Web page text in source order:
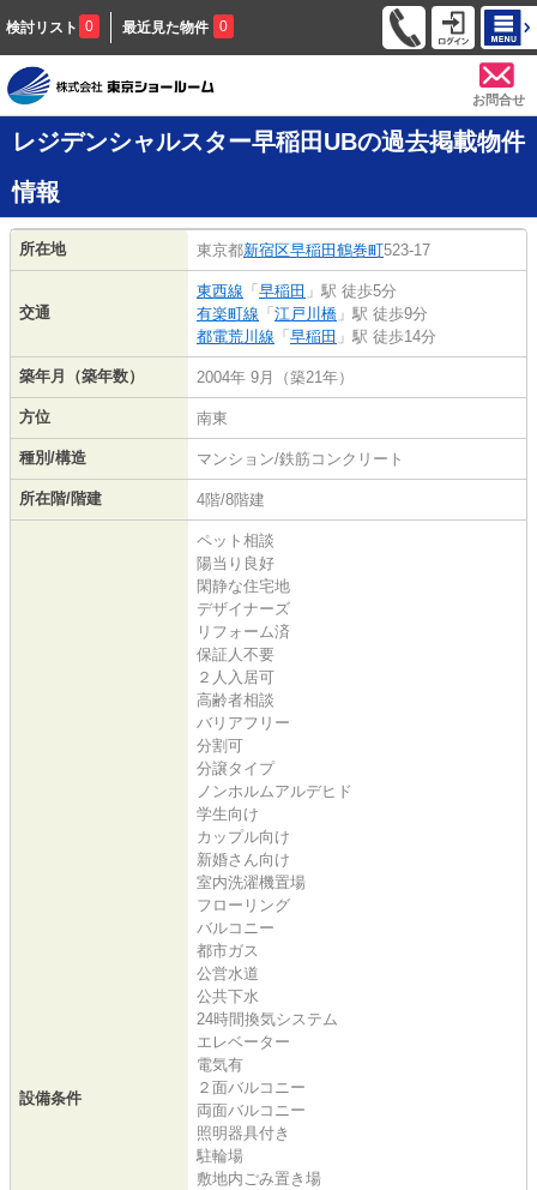
検討リスト 0 最近見た物件 0
お問合せ
レジデンシャルスター早稲田UBの過去掲載物件
情報
所在地 東京都新宿区早稲田鶴巻町523-17
交通
東西線 「 早稲田 」駅 徒歩5分
有楽町線 「 江戸川橋 」駅 徒歩9分
都電荒川線 「 早稲田 」駅 徒歩14分
築年月（築年数） 2004年 9月（築21年）
方位 南東
種別/構造 マンション/鉄筋コンクリート
所在階/階建 4階/8階建
設備条件
ペット相談
陽当り良好
閑静な住宅地
デザイナーズ
リフォーム済
保証人不要
２人入居可
高齢者相談
バリアフリー
分割可
分譲タイプ
ノンホルムアルデヒド
学生向け
カップル向け
新婚さん向け
室内洗濯機置場
フローリング
バルコニー
都市ガス
公営水道
公共下水
24時間換気システム
エレベーター
電気有
２面バルコニー
両面バルコニー
照明器具付き
駐輪場
敷地内ごみ置き場